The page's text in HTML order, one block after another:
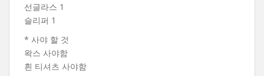
선글라스 1
슬리퍼 1
* 사야 할 것
왁스 사야함
흰 티셔츠 사야함